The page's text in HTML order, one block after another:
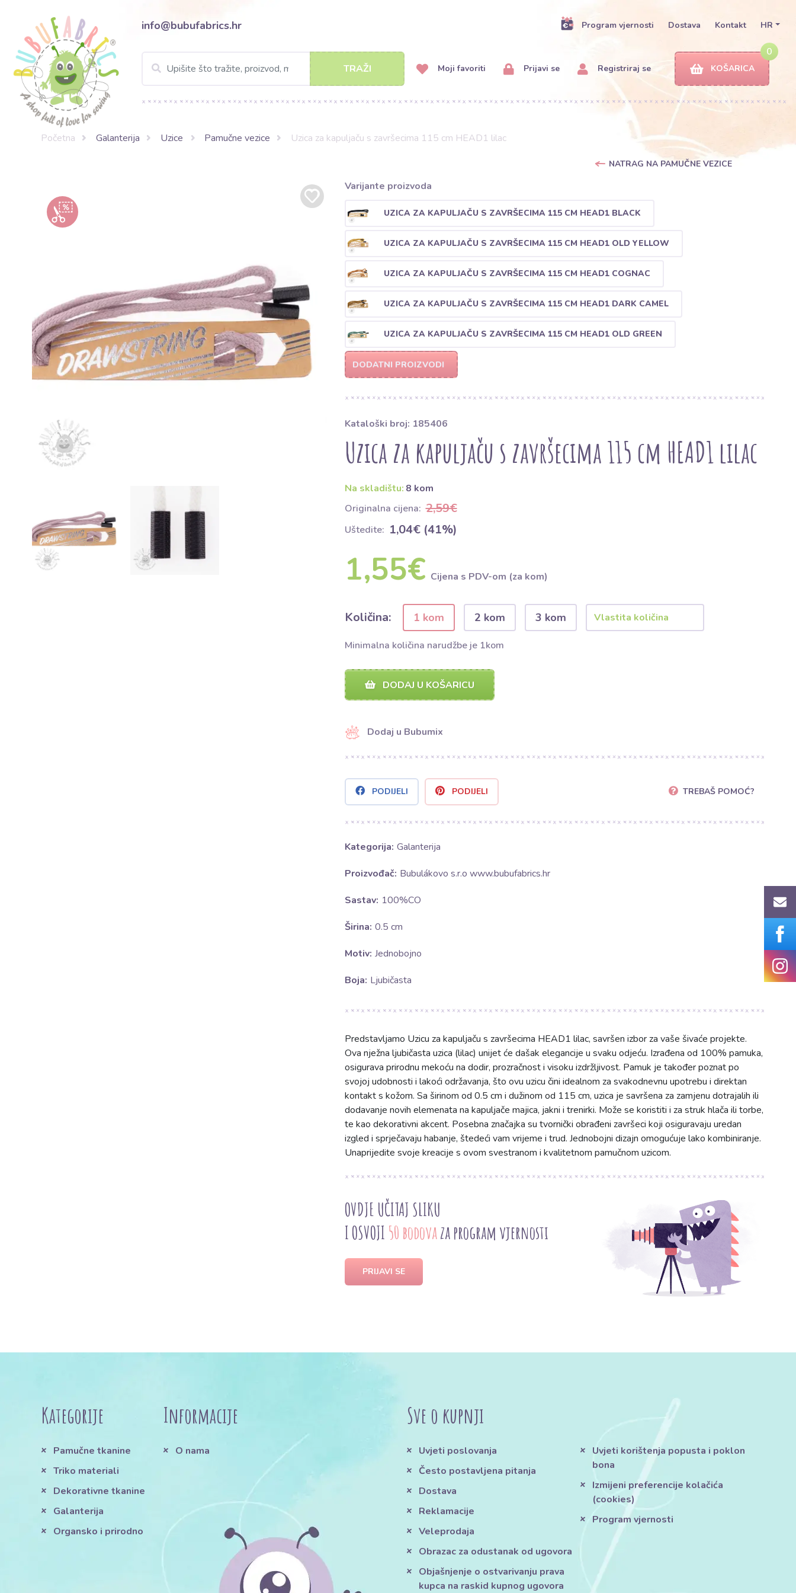
info@bubufabrics.hr Program vjernosti Dostava Kontakt HR
TRAŽI Moji favoriti Prijavi se Registriraj se
0
KOŠARICA
Početna Galanterija Uzice Pamučne vezice Uzica za kapuljaču s završecima 115 cm HEAD1 lilac
NATRAG NA PAMUČNE VEZICE
Varijante proizvoda
UZICA ZA KAPULJAČU S ZAVRŠECIMA 115 CM HEAD1 BLACK
UZICA ZA KAPULJAČU S ZAVRŠECIMA 115 CM HEAD1 OLD YELLOW
UZICA ZA KAPULJAČU S ZAVRŠECIMA 115 CM HEAD1 COGNAC
UZICA ZA KAPULJAČU S ZAVRŠECIMA 115 CM HEAD1 DARK CAMEL
UZICA ZA KAPULJAČU S ZAVRŠECIMA 115 CM HEAD1 OLD GREEN
DODATNI PROIZVODI
Kataloški broj: 185406
Uzica za kapuljaču s završecima 115 cm HEAD1 lilac
Na skladištu: 8 kom
Originalna cijena: 2,59€
Uštedite: 1,04€ (41%)
1,55€ Cijena s PDV-om (za kom)
Količina: 1 kom 2 kom 3 kom
Minimalna količina narudžbe je 1kom
DODAJ U KOŠARICU
Dodaj u Bubumix
PODIJELI PODIJELI TREBAŠ POMOĆ?
Kategorija: Galanterija
Proizvođač: Bubulákovo s.r.o www.bubufabrics.hr
Sastav: 100%CO
Širina: 0.5 cm
Motiv: Jednobojno
Boja: Ljubičasta
Predstavljamo Uzicu za kapuljaču s završecima HEAD1 lilac, savršen izbor za vaše šivaće projekte.
Ova nježna ljubičasta uzica (lilac) unijet će dašak elegancije u svaku odjeću. Izrađena od 100% pamuka,
osigurava prirodnu mekoću na dodir, prozračnost i visoku izdržljivost. Pamuk je također poznat po
svojoj udobnosti i lakoći održavanja, što ovu uzicu čini idealnom za svakodnevnu upotrebu i direktan
kontakt s kožom. Sa širinom od 0.5 cm i dužinom od 115 cm, uzica je savršena za zamjenu dotrajalih ili
dodavanje novih elemenata na kapuljače majica, jakni i trenirki. Može se koristiti i za struk hlača ili torbe,
te kao dekorativni akcent. Posebna značajka su tvornički obrađeni završeci koji osiguravaju uredan
izgled i sprječavaju habanje, štedeći vam vrijeme i trud. Jednobojni dizajn omogućuje lako kombiniranje.
Unaprijedite svoje kreacije s ovom svestranom i kvalitetnom pamučnom uzicom.
OVDJE UČITAJ SLIKU
I OSVOJI 50 bodovaza program vjernosti
PRIJAVI SE
Kategorije
Pamučne tkanine
Triko materiali
Dekorativne tkanine
Galanterija
Organsko i prirodno
Informacije
O nama
Sve o kupnji
Uvjeti poslovanja
Često postavljena pitanja
Dostava
Reklamacije
Veleprodaja
Obrazac za odustanak od ugovora
Objašnjenje o ostvarivanju prava
kupca na raskid kupnog ugovora
Uvjeti korištenja popusta i poklon
bona
Izmijeni preferencije kolačića
(cookies)
Program vjernosti